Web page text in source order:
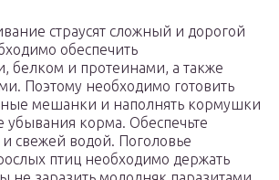
страусят сложный и дорогой
обеспечить
белком и протеинами, а также
Поэтому необходимо готовить
мешанки и наполнять кормушки
убывания корма. Обеспечьте
и свежей водой. Поголовье
птиц необходимо держать